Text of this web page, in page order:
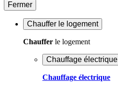
Fermer
Chauffer le logement
Chauffer le logement
Chauffage électrique
Chauffage électrique